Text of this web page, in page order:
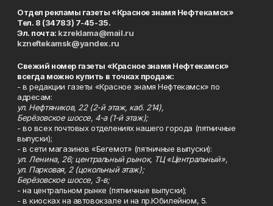
Отдел рекламы газеты «Красное знамя Нефтекамск»
Тел. 8 (34783) 7-45-35.
Эл. почта: kzreklama@mail.ru
kzneftekamsk@yandex.ru
Свежий номер газеты «Красное знамя Нефтекамск»
всегда можно купить в точках продаж:
- в редакции газеты «Красное знамя Нефтекамск» по
адресам:
ул. Нефтяников, 22 (2-й этаж, каб. 214),
Берёзовское шоссе, 4-а (1-й этаж);
- во всех почтовых отделениях нашего города (пятничные
выпуски);
- в сети магазинов «Бегемот» (пятничные выпуски):
ул. Ленина, 26; центральный рынок, ТЦ «Центральный»,
ул. Парковая, 2 (цокольный этаж);
Берёзовское шоссе, 3-в;
- на центральном рынке (пятничные выпуски);
- в киосках на автовокзале и на пр.Юбилейном, 5.